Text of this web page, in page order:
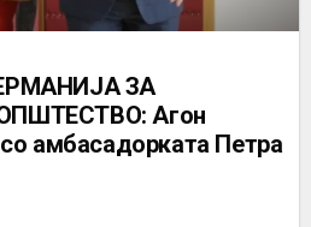
ЗА
Агон
амбасадорката Петра